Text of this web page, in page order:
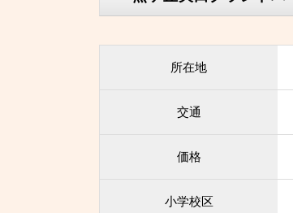
所在地
交通
価格
小学校区